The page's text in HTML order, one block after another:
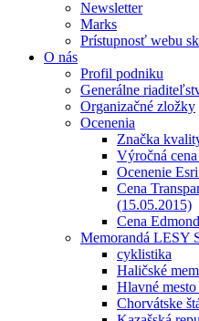
Newsletter
Marks
Prístupnosť webu
O nás
Profil podniku
Generálne
Organizačné zložky
Ocenenia
Značka
Výročná
Ocenenie
Cena
(15.05.2015)
Cena
Memorandá LESY
cyklistika
Haličské
Hlavné
Chorvátske